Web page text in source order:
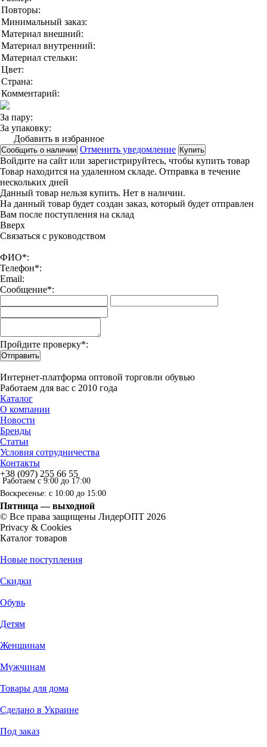
Повторы:
Минимальный заказ:
Материал внешний:
Материал внутренний:
Материал стельки:
Цвет:
Страна:
Комментарий:
За пару:
За упаковку:
Добавить в избранное
Сообщить о наличии Отменить уведомление Купить
Войдите на сайт или зарегистрируйтесь, чтобы купить товар
Товар находится на удаленном складе. Отправка в течение
нескольких дней
Данный товар нельзя купить. Нет в наличии.
На данный товар будет создан заказ, который будет отправлен
Вам после поступления на склад
Вверx
Связаться с руководством
ФИО*:
Телефон*:
Email:
Сообщение*:
Пройдите проверку*:
Отправить
Интернет-платформа оптовой торговли обувью
Работаем для вас с 2010 года
Каталог
О компании
Новости
Бренды
Статьи
Условия сотрудничества
Контакты
+38 (097) 255 66 55
Работаем с 9:00 до 17:00
Воскресенье: с 10:00 до 15:00
Пятница — выходной
© Все права защищены ЛидерОПТ 2026
Privacy & Cookies
Каталог товаров
Новые поступления
Скидки
Обувь
Детям
Женщинам
Мужчинам
Товары для дома
Сделано в Украине
Под заказ